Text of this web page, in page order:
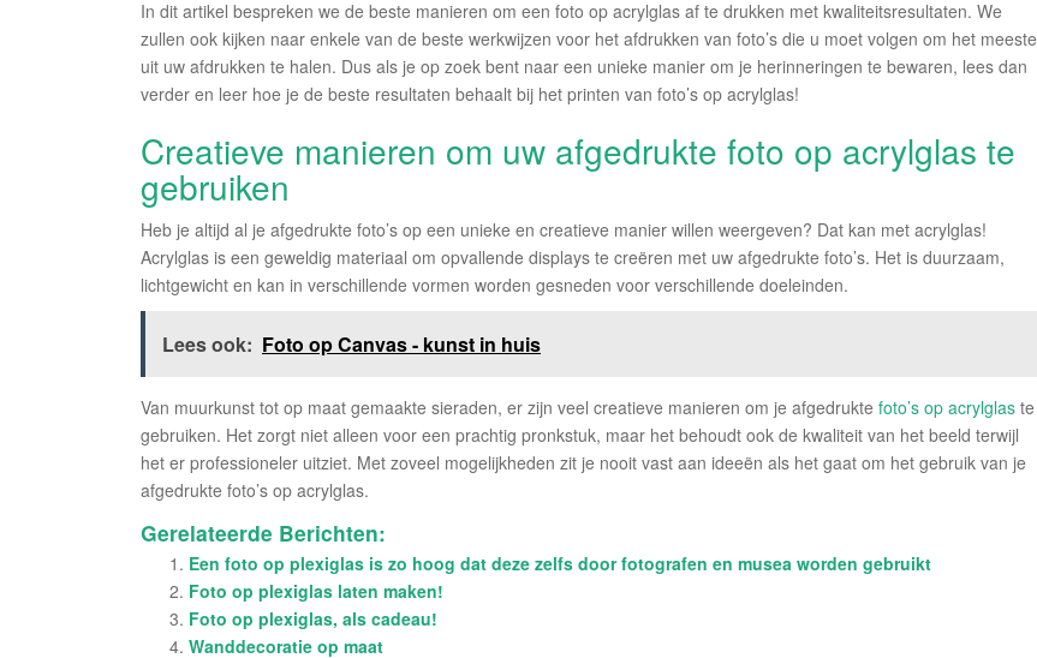
In dit artikel bespreken we de beste manieren om een foto op acrylglas af te drukken met kwaliteitsresultaten. We
zullen ook kijken naar enkele van de beste werkwijzen voor het afdrukken van foto’s die u moet volgen om het meeste
uit uw afdrukken te halen. Dus als je op zoek bent naar een unieke manier om je herinneringen te bewaren, lees dan
verder en leer hoe je de beste resultaten behaalt bij het printen van foto’s op acrylglas!
Creatieve manieren om uw afgedrukte foto op acrylglas te
gebruiken
Heb je altijd al je afgedrukte foto’s op een unieke en creatieve manier willen weergeven? Dat kan met acrylglas!
Acrylglas is een geweldig materiaal om opvallende displays te creëren met uw afgedrukte foto’s. Het is duurzaam,
lichtgewicht en kan in verschillende vormen worden gesneden voor verschillende doeleinden.
Lees ook: Foto op Canvas - kunst in huis
Van muurkunst tot op maat gemaakte sieraden, er zijn veel creatieve manieren om je afgedrukte foto’s op acrylglas te
gebruiken. Het zorgt niet alleen voor een prachtig pronkstuk, maar het behoudt ook de kwaliteit van het beeld terwijl
het er professioneler uitziet. Met zoveel mogelijkheden zit je nooit vast aan ideeën als het gaat om het gebruik van je
afgedrukte foto’s op acrylglas.
Gerelateerde Berichten:
Een foto op plexiglas is zo hoog dat deze zelfs door fotografen en musea worden gebruikt
Foto op plexiglas laten maken!
Foto op plexiglas, als cadeau!
Wanddecoratie op maat